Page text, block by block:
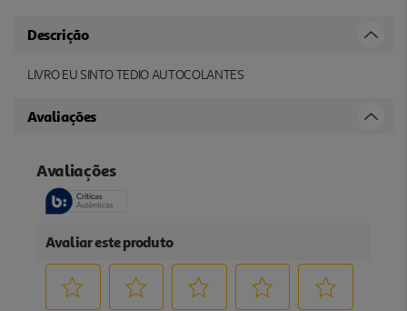
Descrição
LIVRO EU SINTO TEDIO AUTOCOLANTES
Avaliações